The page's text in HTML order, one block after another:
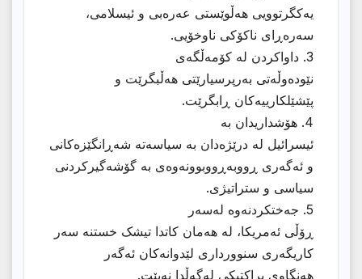
یەکگرتوویی هەڵوێستی عەرەبی و ئیسلامی،
سەرەڕای ناکۆکی ناوخۆیی.
3. داواکردن لە کۆمەڵگەی
نێودەوڵەتی بەرپرسیارێتی هەڵبگرێت و
پێشێلکارییەکان ڕابگرێت.
4. هۆشداریدان بە
ئیسرائیل لە درێژەدان بە سیاسەتە شەڕانگێزەکانی
و ئەگەری ڕووبەڕووبوونەوەی بە گۆشەگیرکردنی
سیاسی و ستراتیژی.
5. جەختکردنەوە لەسەر
ڕۆڵی ئەمریکا، لە هەمان کاتدا تیشک خستنە سەر
کاریگەری سنوورداری لێدوانەکان ئەگەر
هەنگاوی پراکتیکی لەگەڵدا نەبێت.